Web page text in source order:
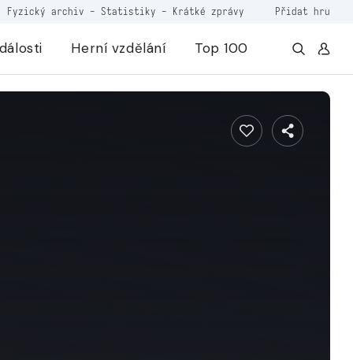
Fyzický archiv - Statistiky - Krátké zprávy Přidat hru
Herní vzdělání Top 100